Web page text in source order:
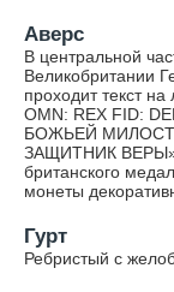
Аверс
В центральной
Великобритании
проходит текст
OMN: REX FID:
БОЖЬЕЙ
ЗАЩИТНИК
британского
монеты
Гурт
Ребристый с